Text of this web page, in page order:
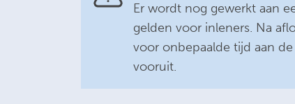
Er wordt nog gewerkt aan
gelden voor inleners. Na
voor onbepaalde tijd aan
vooruit.